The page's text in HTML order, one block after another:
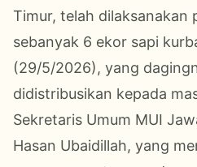
Timur, telah dilaksanakan
sebanyak 6 ekor sapi
(29/5/2026), yang
didistribusikan kepada
Sekretaris Umum MUI
Hasan Ubaidillah, yang